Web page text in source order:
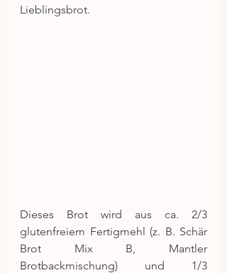
Lieblingsbrot.
Dieses Brot wird aus ca. 2/3
glutenfreiem Fertigmehl (z. B. Schär
Brot Mix B, Mantler
Brotbackmischung) und 1/3